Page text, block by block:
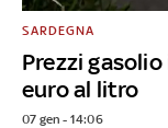
Prezzi
euro al litro
SARDEGNA
07 gen - 14:06